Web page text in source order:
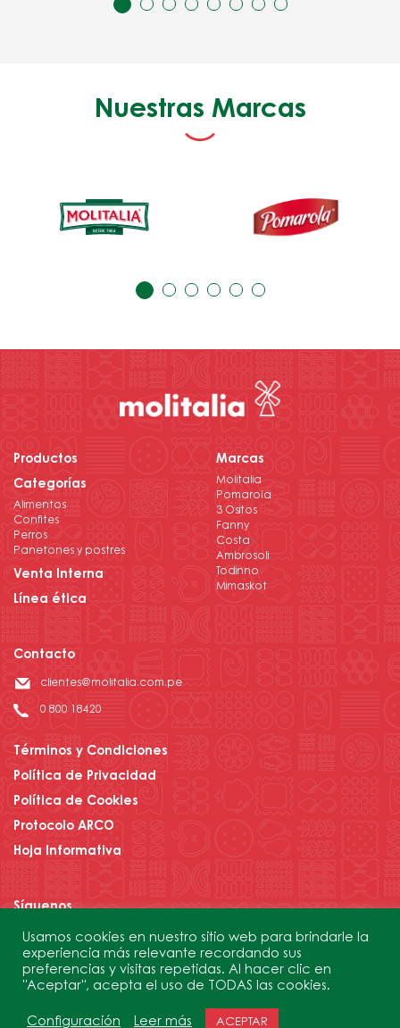
Nuestras Marcas
Productos
Categorías
Alimentos
Confites
Perros
Panetones y postres
Venta Interna
Línea ética
Marcas
Molitalia
Pomarola
3 Ositos
Fanny
Costa
Ambrosoli
Todinno
Mimaskot
Contacto
clientes@molitalia.com.pe
0 800 18420
Términos y Condiciones
Política de Privacidad
Política de Cookies
Protocolo ARCO
Hoja Informativa
Síguenos
Contáctanos
Usamos cookies en nuestro sitio web para brindarle la
experiencia más relevante recordando sus
preferencias y visitas repetidas. Al hacer clic en
"Aceptar", acepta el uso de TODAS las cookies.
Configuración Leer más ACEPTAR